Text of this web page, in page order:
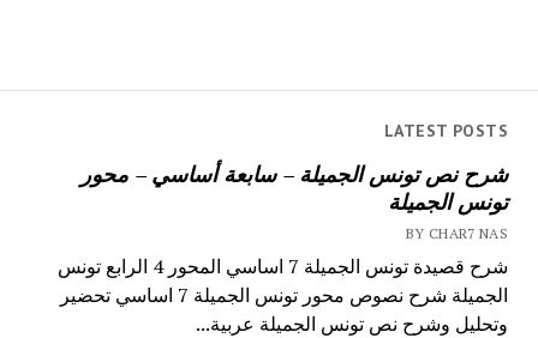
LATEST POSTS
شرح نص تونس الجميلة – سابعة أساسي – محور
تونس الجميلة
BY CHAR7 NAS
شرح قصيدة تونس الجميلة 7 اساسي المحور 4 الرابع تونس
الجميلة شرح نصوص محور تونس الجميلة 7 اساسي تحضير
وتحليل وشرح نص تونس الجميلة عربية...